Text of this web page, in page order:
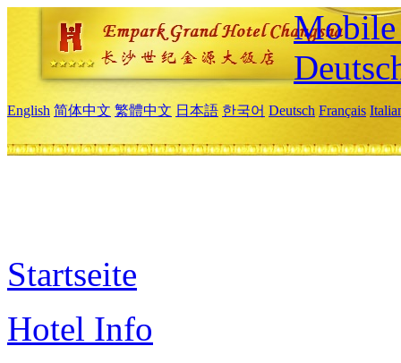
Mobile
English 简体中文 繁體中文 日本語 한국어 Deutsch Français
Startseite
Hotel Info